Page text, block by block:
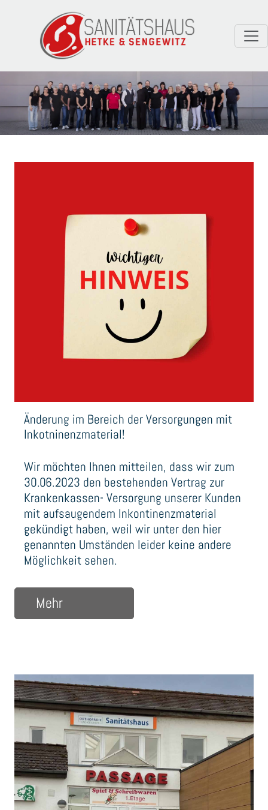
Änderung im Bereich der Versorgungen mit
Inkotninenzmaterial!
Wir möchten Ihnen mitteilen, dass wir zum
30.06.2023 den bestehenden Vertrag zur
Krankenkassen- Versorgung unserer Kunden
mit aufsaugendem Inkontinenzmaterial
gekündigt haben, weil wir unter den hier
genannten Umständen leider keine andere
Möglichkeit sehen.
Mehrüber Änderung im Bereich der